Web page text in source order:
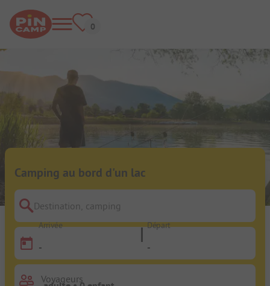
Camping au bord d'un lac
Destination, camping
Arrivée
-
Départ
-
Voyageurs